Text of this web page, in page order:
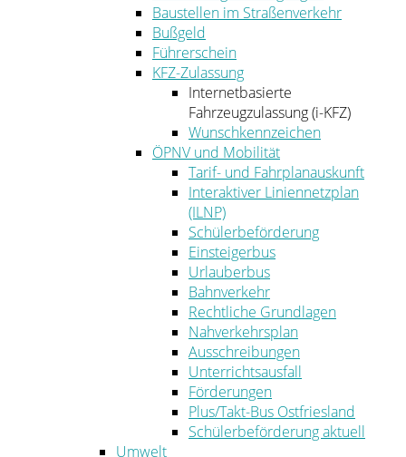
Baustellen im Straßenverkehr
Bußgeld
Führerschein
KFZ-Zulassung
Internetbasierte
Fahrzeugzulassung (i-KFZ)
Wunschkennzeichen
ÖPNV und Mobilität
Tarif- und Fahrplanauskunft
Interaktiver Liniennetzplan
(ILNP)
Schülerbeförderung
Einsteigerbus
Urlauberbus
Bahnverkehr
Rechtliche Grundlagen
Nahverkehrsplan
Ausschreibungen
Unterrichtsausfall
Förderungen
Plus/Takt-Bus Ostfriesland
Schülerbeförderung aktuell
Umwelt